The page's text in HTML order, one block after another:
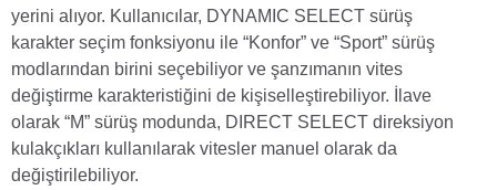
yerini alıyor. Kullanıcılar, DYNAMIC SELECT sürüş
karakter seçim fonksiyonu ile “Konfor” ve “Sport” sürüş
modlarından birini seçebiliyor ve şanzımanın vites
değiştirme karakteristiğini de kişiselleştirebiliyor. İlave
olarak “M” sürüş modunda, DIRECT SELECT direksiyon
kulakçıkları kullanılarak vitesler manuel olarak da
değiştirilebiliyor.